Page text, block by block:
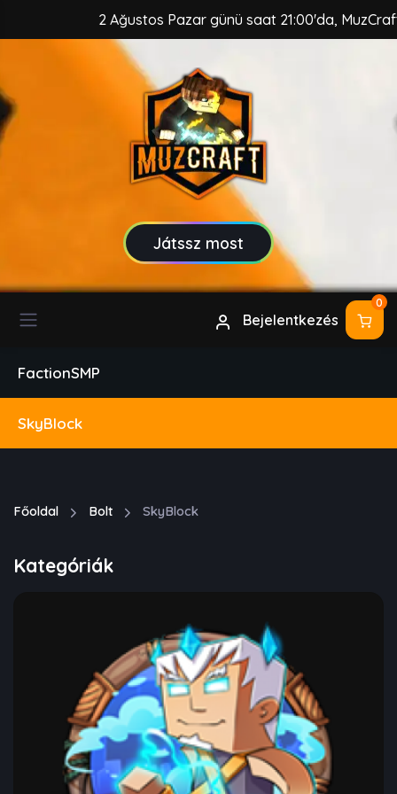
2 Ağustos Pazar günü saat 21:00'da, MuzCraft
Játssz most
Bejelentkezés
0
FactionSMP
SkyBlock
Főoldal Bolt SkyBlock
Kategóriák